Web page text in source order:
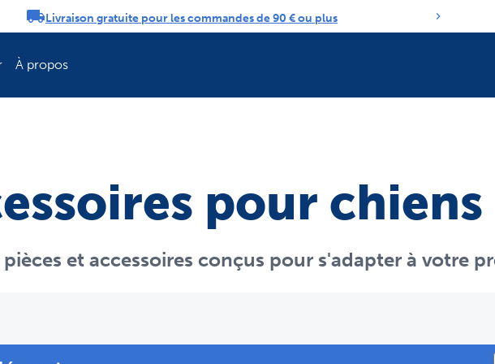
Livraison gratuite pour les commandes de 90 € ou plus
À propos
pour chiens
et accessoires conçus pour s'adapter à votre